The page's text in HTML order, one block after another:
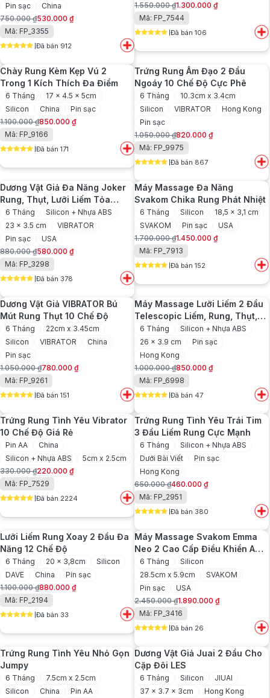
Pin sạc
China
750.000₫
Giá
gốc
là:
750.000 ₫.
530.000 ₫
Giá
hiện
tại
là:
530.000 ₫.
Mã: FP_3355
Đã bán 912
1.550.000₫
Giá
gốc
là:
1.550.000 ₫.
1.300.000 ₫
Giá
hiện
tại
là:
1.300.000 ₫.
Mã: FP_7544
Đã bán 106
Chày Rung Kèm Kẹp Vú 2
Trong 1 Kích Thích Đa Điểm
6 Tháng
17 x 4.5 x 5cm
Silicon
China
Pin sạc
1.100.000₫
Giá
gốc
là:
1.100.000 ₫.
850.000 ₫
Giá
hiện
tại
là:
Mã: FP_9166
Đã bán 171
Trứng Rung Âm Đạo 2 Đầu
Ngoáy 10 Chế Độ Cực Phê
6 Tháng
10.3cm x 3.4cm
Silicon
VIBRATOR
Hong Kong
Pin sạc
1.050.000₫
Giá
gốc
là:
1.050.000 ₫.
820.000 ₫
Giá
hiện
tại
là:
820.000 ₫.
Mã: FP_9975
Đã bán 867
Dương Vật Giả Đa Năng Joker
Rung, Thụt, Lưỡi Liếm Tỏa
Nhiệt
6 Tháng
Silicon + Nhựa ABS
23 x 3.5 cm
VIBRATOR
Pin sạc
USA
880.000₫
Giá
gốc
là:
880.000 ₫.
580.000 ₫
Giá
hiện
tại
là:
580.000 ₫.
Mã: FP_3298
Đã bán 378
Máy Massage Đa Năng
Svakom Chika Rung Phát Nhiệt
6 Tháng Silicon
18,5 x 3,1 cm
SVAKOM
Pin sạc
USA
1.700.000₫
Giá
gốc
là:
1.700.000 ₫.
1.450.000 ₫
Giá
hiện
tại
là:
1.450.000 ₫.
Mã: FP_7913
Đã bán 152
Dương Vật Giả VIBRATOR Bú
Mút Rung Thụt 10 Chế Độ
6 Tháng
22cm x 3.45cm
Silicon
VIBRATOR
China
Pin sạc
1.050.000₫
Giá
gốc
là:
1.050.000 ₫.
780.000 ₫
Giá
hiện
tại
là:
780.000 ₫.
Mã: FP_9261
Đã bán 151
Máy Massage Lưỡi Liếm 2 Đầu
Telescopic Liếm, Rung, Thụt,
Tỏa Nhiệt Pin Sạc
6 Tháng
Silicon + Nhựa ABS
26 x 3.9 cm
Pin sạc
Hong Kong
1.000.000₫
Giá
gốc
là:
1.000.000 ₫.
850.000 ₫
Giá
hiện
tại
là:
850.000 ₫.
Mã: FP_6998
Đã bán 47
Trứng Rung Tình Yêu Vibrator
10 Chế Độ Giá Rẻ
Pin AA
China
Silicon + Nhựa ABS
5cm x 2.5cm
330.000₫
Giá
gốc
là:
330.000 ₫.
220.000 ₫
Giá
hiện
tại
là:
Mã: FP_7529
Đã bán 2224
Trứng Rung Tình Yêu Trái Tim
3 Đầu Liếm Rung Cực Mạnh
6 Tháng
Silicon + Nhựa ABS
Dưới Bài Viết
Pin sạc
Hong Kong
650.000₫
Giá
gốc
là:
650.000 ₫.
460.000 ₫
Giá
hiện
tại
là:
460.000 ₫.
Mã: FP_2951
Đã bán 380
Lưỡi Liếm Rung Xoay 2 Đầu Đa
Năng 12 Chế Độ
6 Tháng 20 x 3,8cm
Silicon
DAVE
China
Pin sạc
1.100.000₫
Giá
gốc
là:
1.100.000 ₫.
880.000 ₫
Giá
hiện
tại
là:
Mã: FP_2194
Đã bán 33
Máy Massage Svakom Emma
Neo 2 Cao Cấp Điều Khiển App
Nhập Khẩu USA
6 Tháng
Silicon
28.5cm x 5.9cm
SVAKOM
Pin sạc
USA
2.450.000₫
Giá
gốc
là:
2.450.000 ₫.
1.890.000 ₫
Giá
hiện
tại
là:
1.890.000 ₫.
Mã: FP_3416
Đã bán 26
Trứng Rung Tình Yêu Nhỏ Gọn
Jumpy
6 Tháng
7.5cm x 2.5cm
Silicon
China
Pin AA
Dương Vật Giả Juai 2 Đầu Cho
Cặp Đôi LES
6 Tháng Silicon
JIUAI
37 x 3.7 x 3cm
Hong Kong